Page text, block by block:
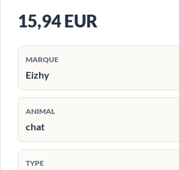
15,94 EUR
MARQUE
Eizhy
ANIMAL
chat
TYPE